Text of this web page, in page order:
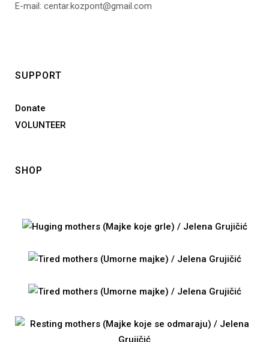
E-mail: centar.kozpont@gmail.com
SUPPORT
Donate
VOLUNTEER
SHOP